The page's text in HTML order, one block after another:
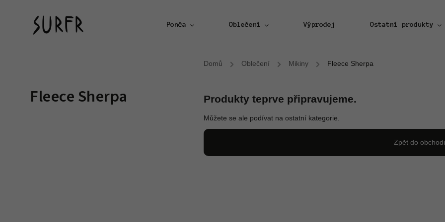
Ponča Oblečení Výprodej Ostatní produkty
Domů / Oblečení / Mikiny / Fleece Sherpa
Fleece Sherpa Produkty teprve připravujeme.
Můžete se ale podívat na ostatní kategorie.
Zpět do